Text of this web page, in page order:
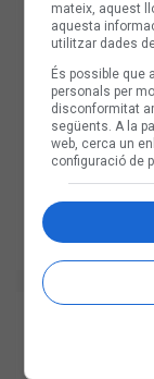
mateix, aquest
aquesta
utilitzar dades
És possible que
personals per
disconformitat
següents. A la
web, cerca un
configuració de